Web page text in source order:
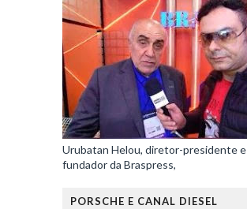
Urubatan Helou, diretor-presidente e
fundador da Braspress,
PORSCHE E CANAL DIESEL